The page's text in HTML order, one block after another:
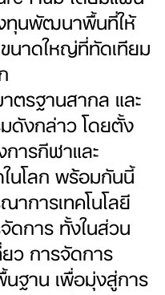
ทุนพัฒนาพื้นที่ให้
นาดใหญ่ที่ทัดเทียม
ตรฐานสากล และ
ดังกล่าว โดยตั้ง
การกีฬาและ
นโลก พร้อมกันนี้
การเทคโนโลยี
ดการ ทั้งในส่วน
ว การจัดการ
ฐาน เพื่อมุ่งสู่การ